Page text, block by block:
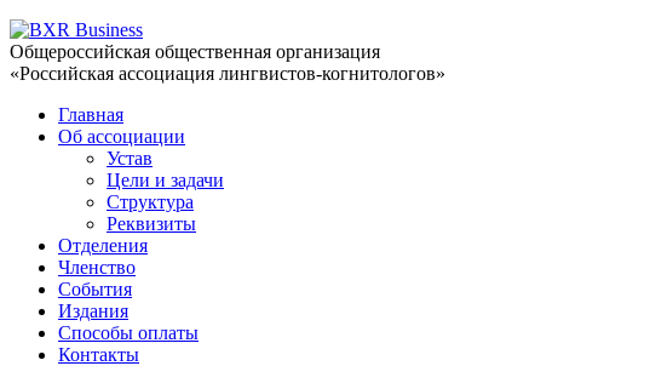
Общероссийская общественная организация
«Российская ассоциация лингвистов-когнитологов»
Главная
Об ассоциации
Устав
Цели и задачи
Структура
Реквизиты
Отделения
Членство
События
Издания
Способы оплаты
Контакты